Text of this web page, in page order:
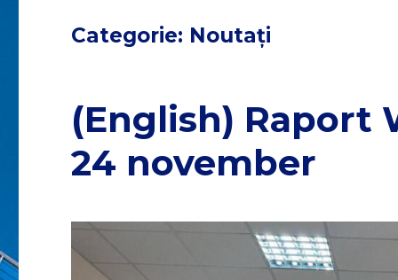
Categorie: Noutați
(English) Raport
24 november